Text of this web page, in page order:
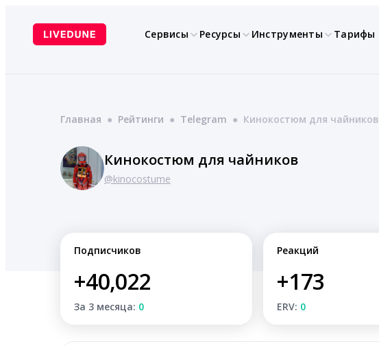
содержимому
Сервисы Ресурсы Инструменты Тарифы
Главная ● Рейтинги ● Telegram ● Кинокостюм для чайников
Кинокостюм для чайников
@kinocostume
Подписчиков
+40,022
За 3 месяца: 0
Реакций
+173
ERV: 0